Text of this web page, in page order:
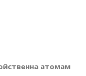
атомам